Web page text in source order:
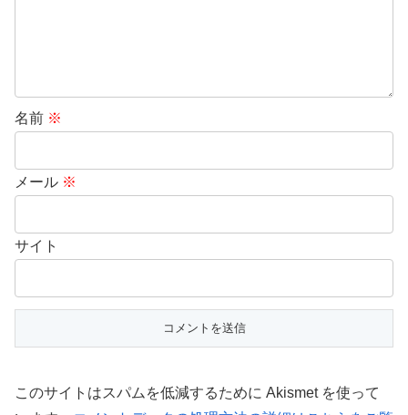
名前 ※
メール ※
サイト
このサイトはスパムを低減するために Akismet を使って